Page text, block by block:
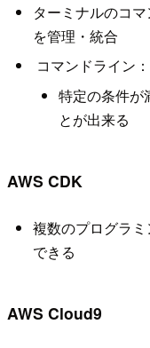
ターミナルのコ
を管理・統合
コマンドライン
特定の条件が
とが出来る
AWS CDK
複数のプログラ
できる
AWS Cloud9